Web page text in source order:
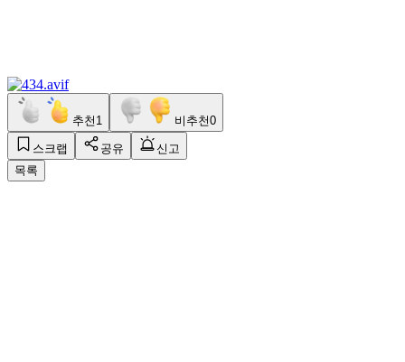
추천 1 비추천0
스크랩 공유
신고
목록